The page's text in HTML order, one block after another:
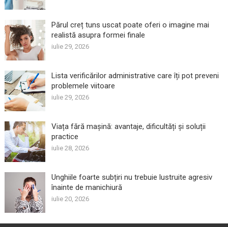
Părul creț tuns uscat poate oferi o imagine mai
realistă asupra formei finale
iulie 29, 2026
Lista verificărilor administrative care îți pot preveni
problemele viitoare
iulie 29, 2026
Viața fără mașină: avantaje, dificultăți și soluții
practice
iulie 28, 2026
Unghiile foarte subțiri nu trebuie lustruite agresiv
înainte de manichiură
iulie 20, 2026